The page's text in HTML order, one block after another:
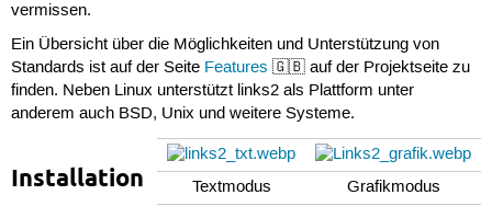
vermissen.
Ein Übersicht über die Möglichkeiten und Unterstützung von
Standards ist auf der Seite Features 🇬🇧 auf der Projektseite zu
finden. Neben Linux unterstützt links2 als Plattform unter
anderem auch BSD, Unix und weitere Systeme.
Textmodus Grafikmodus
Installation